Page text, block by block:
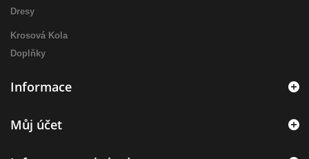
Dresy
Krosová Kola
Doplňky
Informace
Můj účet